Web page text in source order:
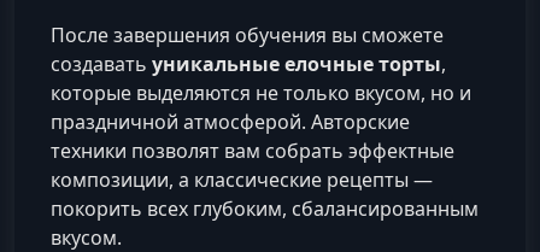
После завершения обучения вы сможете
создавать уникальные елочные торты,
которые выделяются не только вкусом, но и
праздничной атмосферой. Авторские
техники позволят вам собрать эффектные
композиции, а классические рецепты —
покорить всех глубоким, сбалансированным
вкусом.